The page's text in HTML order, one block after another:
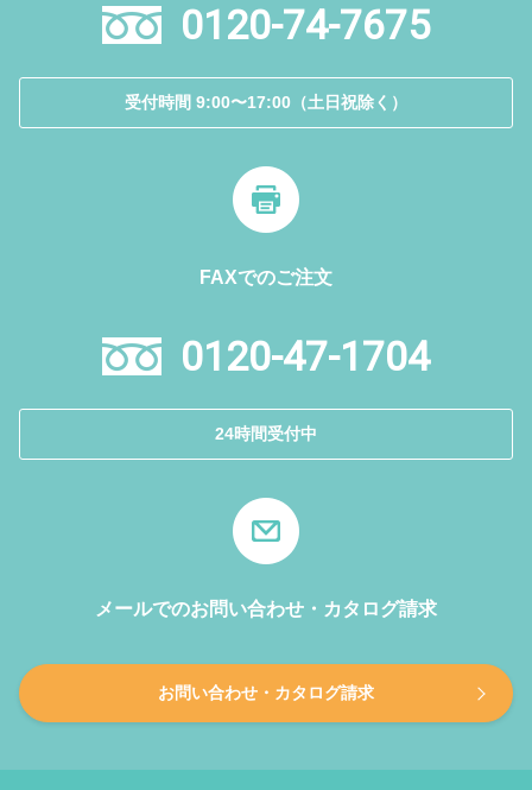
0120-74-7675
受付時間 9:00〜17:00（土日祝除く）
FAXでのご注文
0120-47-1704
24時間受付中
メールでのお問い合わせ・カタログ請求
お問い合わせ・カタログ請求